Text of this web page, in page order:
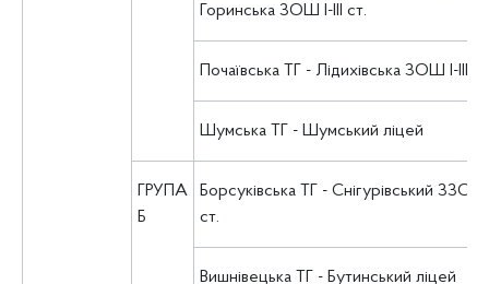
Горинська ЗОШ І-ІІІ ст.
Почаївська ТГ - Лідихівська ЗОШ І-ІІІ
Шумська ТГ - Шумський ліцей
ГРУПА
Б
Борсуківська ТГ - Снігурівський ЗЗСО І-
ст.
Вишнівецька ТГ - Бутинський ліцей